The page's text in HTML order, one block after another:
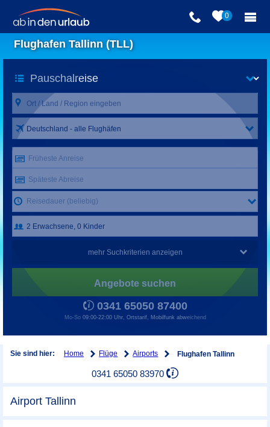
0
Flughafen Tallinn (TLL)
Deutschland - alle Flughäfen
Früheste Anreise
Späteste Abreise
Reisedauer (beliebig)
mehr Suchkriterien anzeigen
Angebote suchen
0341 65050 87400
Mo-So 09:00-22:00 Uhr, Ortstarif, Mobilfunk abweichend
Sie sind hier: Home Flüge Airports Flughafen Tallinn
0341 65050 83970
Airport Tallinn